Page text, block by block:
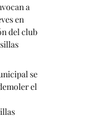
a
en
del club
se
el